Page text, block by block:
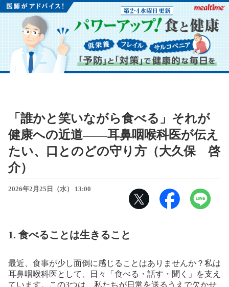
「誰かと笑いながら食べる」それが
健康への近道――耳鼻咽喉科医が伝え
たい、口とのどの守り方（大久保 啓
介）
2026年2月25日（水） 13:00
1. 食べることは生きること
最近、食事が少し面倒に感じることはありませんか？私は
耳鼻咽喉科医として、日々「食べる・話す・聞く」を支え
ています。この3つは、私たちが日常を送るうえで欠かせ